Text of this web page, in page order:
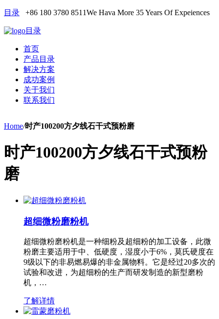
目录 +86 180 3780 8511We Hava More 35 Years Of Expeiences
目录
首页
产品目录
解决方案
成功案例
关于我们
联系我们
Home/时产100200方夕线石干式预粉磨
时产100200方夕线石干式预粉
磨
超细微粉磨粉机
超细微粉磨粉机是一种细粉及超细粉的加工设备，此微
粉磨主要适用于中、低硬度，湿度小于6%，莫氏硬度在
9级以下的非易燃易爆的非金属物料。它是经过20多次的
试验和改进，为超细粉的生产而研发制造的新型磨粉
机，…
了解详情